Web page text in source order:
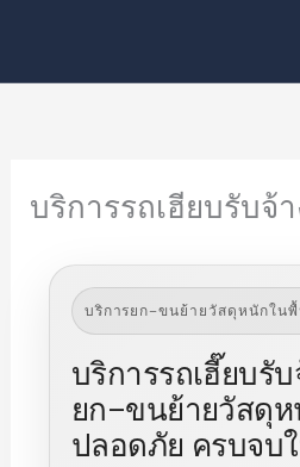
content
บริการรถเฮียบรับจ้
บริการยก–ขนย้ายวัสดุหนักใน
บริการรถเฮี๊ยบรั
ยก–ขนย้ายวัสดุห
ปลอดภัย ครบจบ